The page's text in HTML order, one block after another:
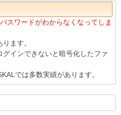
パスワードがわからなくなってしま
ます。
インできないと暗号化したファ
では多数実績があります。